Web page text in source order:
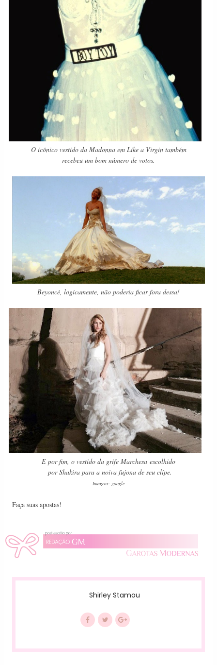
O icônico vestido da Madonna em Like a Virgin também
recebeu um bom número de votos.
Beyoncé, logicamente, não poderia ficar fora dessa!
E por fim, o vestido da grife Marchesa escolhido
por Shakira para a noiva fujona de seu clipe.
Imagens: google
Faça suas apostas!
Shirley Stamou